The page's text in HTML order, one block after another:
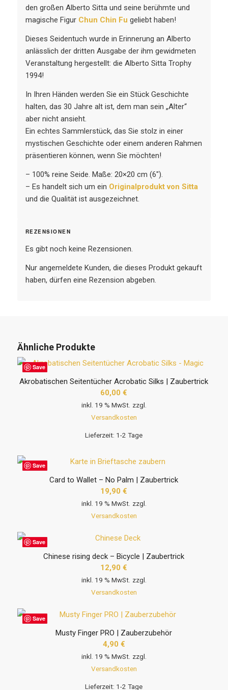
den großen Alberto Sitta und seine berühmte und
magische Figur Chun Chin Fu geliebt haben!
Dieses Seidentuch wurde in Erinnerung an Alberto
anlässlich der dritten Ausgabe der ihm gewidmeten
Veranstaltung hergestellt: die Alberto Sitta Trophy
1994!
In Ihren Händen werden Sie ein Stück Geschichte
halten, das 30 Jahre alt ist, dem man sein „Alter“
aber nicht ansieht.
Ein echtes Sammlerstück, das Sie stolz in einer
mystischen Geschichte oder einem anderen Rahmen
präsentieren können, wenn Sie möchten!
– 100% reine Seide. Maße: 20×20 cm (6″).
– Es handelt sich um ein Originalprodukt von Sitta
und die Qualität ist ausgezeichnet.
REZENSIONEN
Es gibt noch keine Rezensionen.
Nur angemeldete Kunden, die dieses Produkt gekauft
haben, dürfen eine Rezension abgeben.
Ähnliche Produkte
Save
Akrobatischen Seitentücher Acrobatic Silks | Zaubertrick
60,00€
inkl. 19 % MwSt. zzgl.
Versandkosten
Lieferzeit: 1-2 Tage
Save
Card to Wallet – No Palm | Zaubertrick
19,90€
inkl. 19 % MwSt. zzgl.
Versandkosten
Save
Chinese rising deck – Bicycle | Zaubertrick
12,90€
inkl. 19 % MwSt. zzgl.
Versandkosten
Save
Musty Finger PRO | Zauberzubehör
4,90 €
inkl. 19 % MwSt. zzgl.
Versandkosten
Lieferzeit: 1-2 Tage